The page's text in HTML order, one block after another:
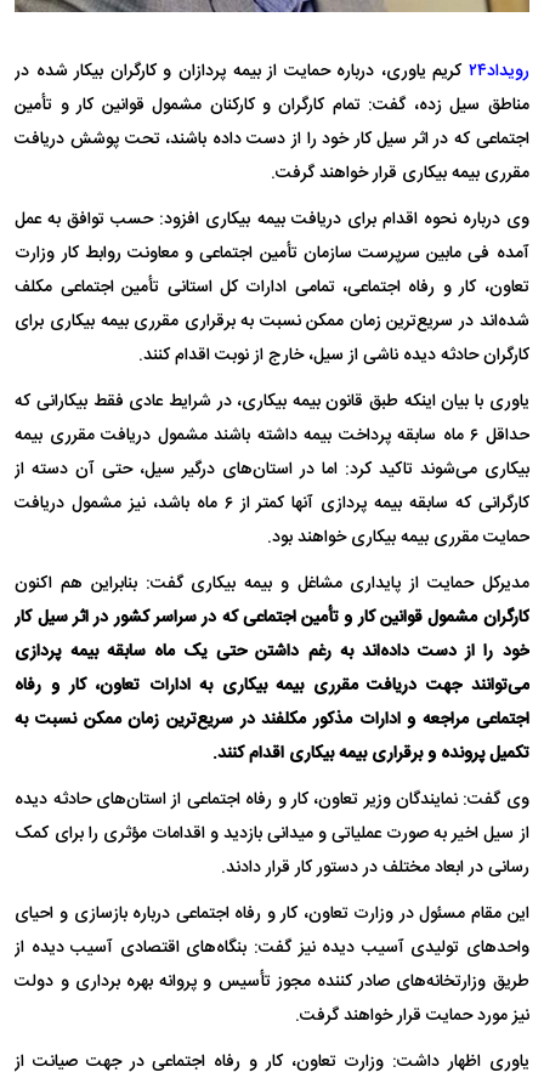
رویداد۲۴
کریم یاوری، درباره حمایت از بیمه پردازان و کارگران بیکار شده در
مناطق سیل زده، گفت: تمام کارگران و کارکنان مشمول قوانین کار و تأمین
اجتماعی که در اثر سیل کار خود را از دست داده باشند، تحت پوشش دریافت
مقرری بیمه بیکاری قرار خواهند گرفت.
وی درباره نحوه اقدام برای دریافت بیمه بیکاری افزود: حسب توافق به عمل
آمده فیمابین سرپرست سازمان تأمین اجتماعی و معاونت روابط کار وزارت
تعاون، کار و رفاه اجتماعی، تمامی ادارات کل استانی تأمین اجتماعی مکلف
شده‌اند در سریع‌ترین زمان ممکن نسبت به برقراری مقرری بیمه بیکاری برای
کارگران حادثه دیده ناشی از سیل، خارج از نوبت اقدام کنند.
یاوری با بیان اینکه طبق قانون بیمه بیکاری، در شرایط عادی فقط بیکارانی که
حداقل ۶ ماه سابقه پرداخت بیمه داشته باشند مشمول دریافت مقرری بیمه
بیکاری می‌شوند تاکید کرد: اما در استان‌های درگیر سیل، حتی آن دسته از
کارگرانی که سابقه بیمه پردازی آنها کمتر از ۶ ماه باشد، نیز مشمول دریافت
حمایت مقرری بیمه بیکاری خواهند بود.
مدیرکل حمایت از پایداری مشاغل و بیمه بیکاری گفت: بنابراین هم اکنون
کارگران مشمول قوانین کار و تأمین اجتماعی که در سراسر کشور در اثر سیل کار
خود را از دست داده‌اند به رغم داشتن حتی یک ماه سابقه بیمه پردازی
می‌توانند جهت دریافت مقرری بیمه بیکاری به ادارات تعاون، کار و رفاه
اجتماعی مراجعه و ادارات مذکور مکلفند در سریع‌ترین زمان ممکن نسبت به
تکمیل پرونده و برقراری بیمه بیکاری اقدام کنند.
وی گفت: نمایندگان وزیر تعاون، کار و رفاه اجتماعی از استان‌های حادثه دیده
از سیل اخیر به صورت عملیاتی و میدانی بازدید و اقدامات مؤثری را برای کمک
رسانی در ابعاد مختلف در دستور کار قرار دادند.
این مقام مسئول در وزارت تعاون، کار و رفاه اجتماعی درباره بازسازی و احیای
واحدهای تولیدی آسیب دیده نیز گفت: بنگاه‌های اقتصادی آسیب دیده از
طریق وزارتخانه‌های صادر کننده مجوز تأسیس و پروانه بهره برداری و دولت
نیز مورد حمایت قرار خواهند گرفت.
یاوری اظهار داشت: وزارت تعاون، کار و رفاه اجتماعی در جهت صیانت از